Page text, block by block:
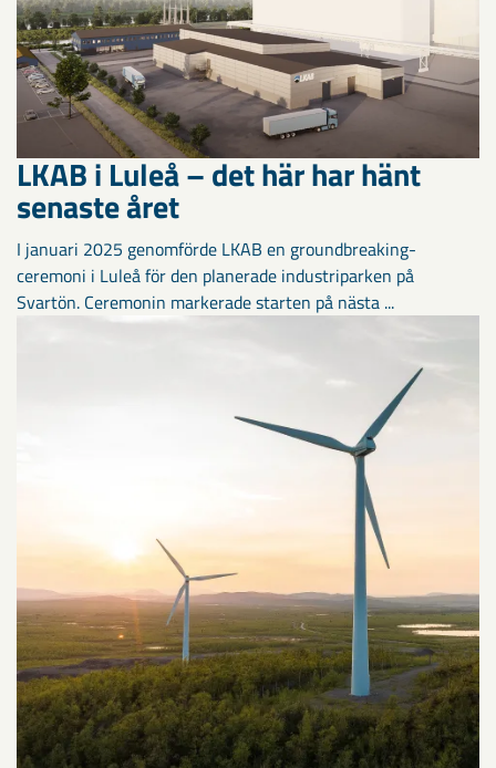
LKAB i Luleå – det här har hänt
senaste året
I januari 2025 genomförde LKAB en groundbreaking-
ceremoni i Luleå för den planerade industriparken på
Svartön. Ceremonin markerade starten på nästa ...